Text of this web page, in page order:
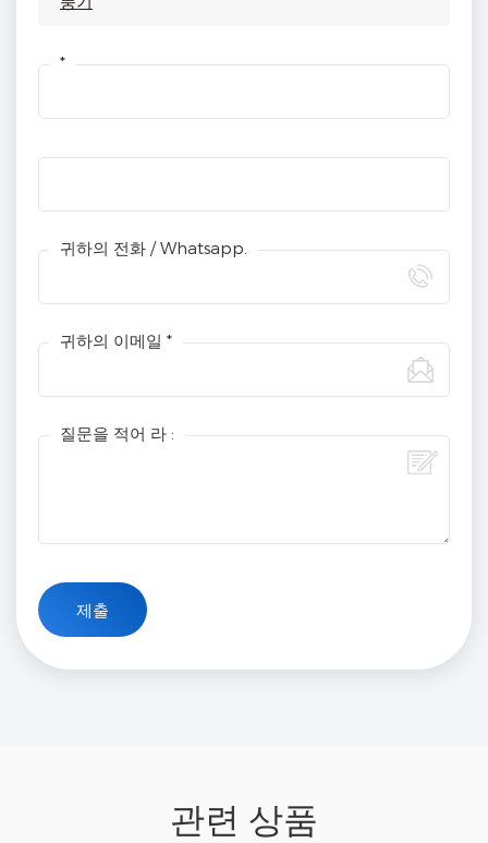
*
귀하의 전화 / Whatsapp.
귀하의 이메일 *
질문을 적어 라 :
관련 상품